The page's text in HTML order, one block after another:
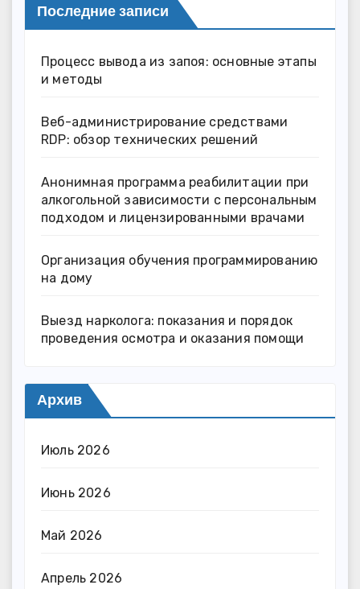
Последние записи
Процесс вывода из запоя: основные этапы
и методы
Веб-администрирование средствами
RDP: обзор технических решений
Анонимная программа реабилитации при
алкогольной зависимости с персональным
подходом и лицензированными врачами
Организация обучения программированию
на дому
Выезд нарколога: показания и порядок
проведения осмотра и оказания помощи
Архив
Июль 2026
Июнь 2026
Май 2026
Апрель 2026